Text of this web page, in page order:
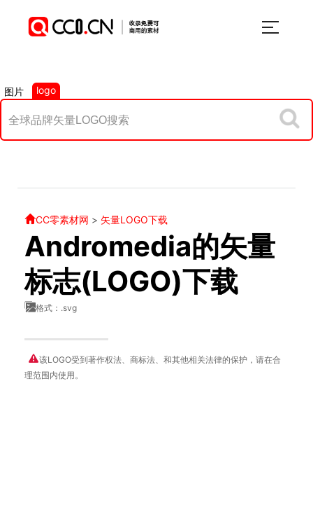
图片 logo
CC零素材网 > 矢量LOGO下载
Andromedia的矢量
标志(LOGO)下载
格式：.svg
该LOGO受到著作权法、商标法、和其他相关法律的保护，请在合
理范围内使用。